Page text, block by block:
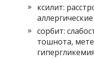
ксилит:
сорбит:
тошнота,